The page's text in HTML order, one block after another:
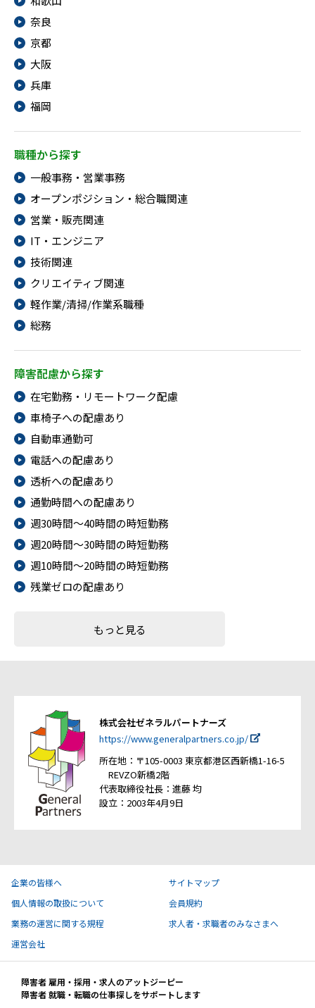
奈良
京都
大阪
兵庫
福岡
職種から探す
一般事務・営業事務
オープンポジション・総合職関連
営業・販売関連
IT・エンジニア
技術関連
クリエイティブ関連
軽作業/清掃/作業系職種
総務
障害配慮から探す
在宅勤務・リモートワーク配慮
車椅子への配慮あり
自動車通勤可
電話への配慮あり
透析への配慮あり
通勤時間への配慮あり
週30時間～40時間の時短勤務
週20時間～30時間の時短勤務
週10時間～20時間の時短勤務
残業ゼロの配慮あり
もっと見る
株式会社ゼネラルパートナーズ
https://www.generalpartners.co.jp/
所在地：〒105-0003 東京都港区西新橋1-16-5
REVZO新橋2階
代表取締役社長：進藤 均
設立：2003年4月9日
企業の皆様へ
サイトマップ
個人情報の取扱について
会員規約
業務の運営に関する規程
求人者・求職者のみなさまへ
運営会社
障害者 雇用・採用・求人のアットジーピー
障害者 就職・転職の仕事探しをサポートします